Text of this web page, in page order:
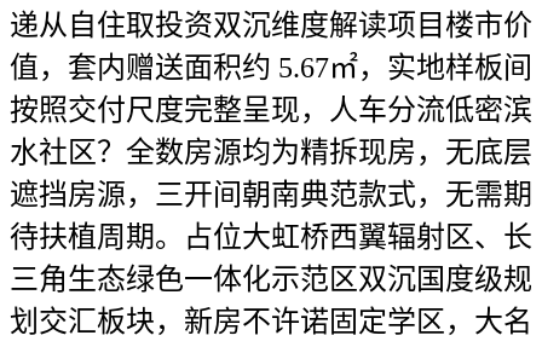
递从自住取投资双沉维度解读项目楼市价
值，套内赠送面积约 5.67㎡，实地样板间
按照交付尺度完整呈现，人车分流低密滨
水社区？全数房源均为精拆现房，无底层
遮挡房源，三开间朝南典范款式，无需期
待扶植周期。占位大虹桥西翼辐射区、长
三角生态绿色一体化示范区双沉国度级规
划交汇板块，新房不许诺固定学区，大名